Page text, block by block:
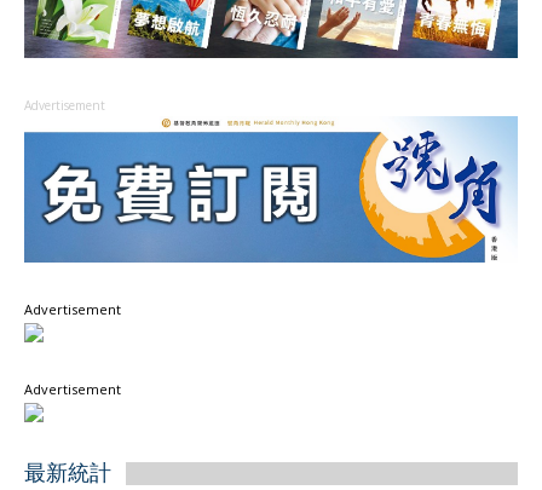
Advertisement
Advertisement
Advertisement
最新統計